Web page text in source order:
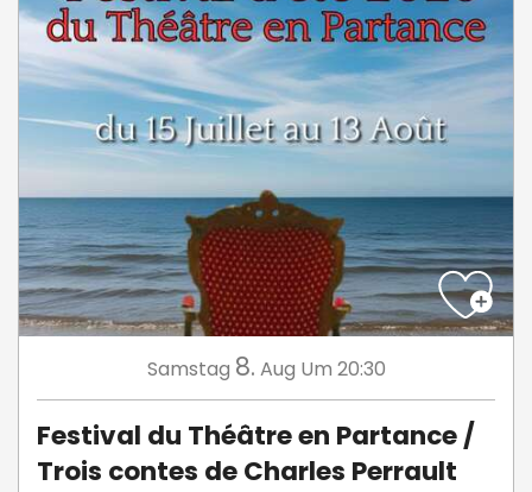
Samstag 8. Aug Um 20:30
Festival du Théâtre en Partance /
Trois contes de Charles Perrault